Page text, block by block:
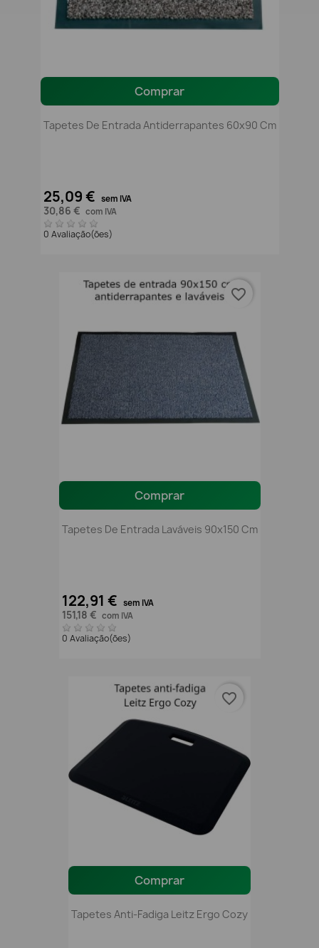
Comprar
Tapetes De Entrada Antiderrapantes 60x90 Cm
25,09 € sem IVA
30,86 € com IVA
0 Avaliação(ões)
Comprar
Tapetes De Entrada Laváveis 90x150 Cm
122,91 € sem IVA
151,18 € com IVA
0 Avaliação(ões)
favorite_border
Comprar
Tapetes Anti-Fadiga Leitz Ergo Cozy
favorite_border